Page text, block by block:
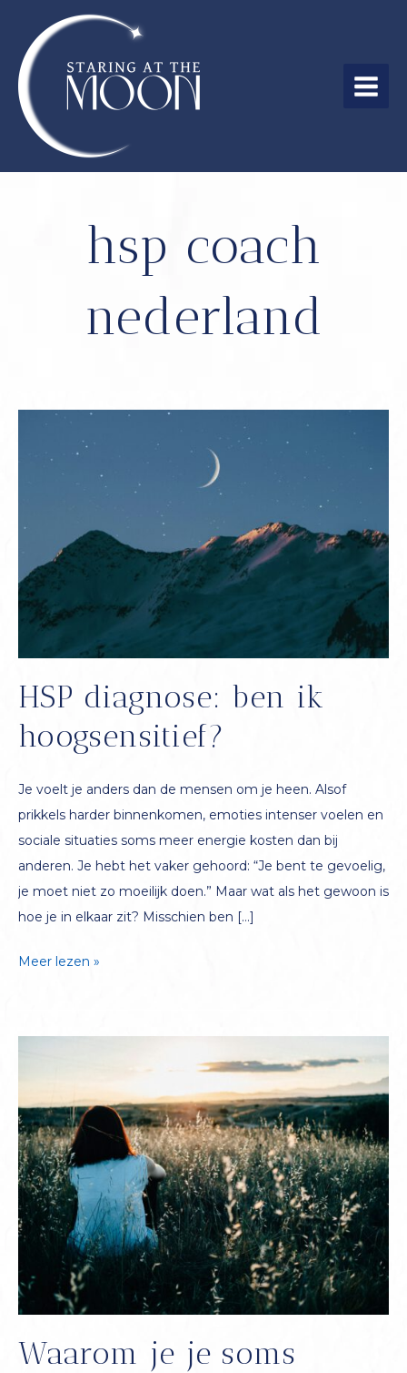
inhoud
MAIN
hsp coach
nederland
HSP diagnose: ben ik
hoogsensitief?
Je voelt je anders dan de mensen om je heen. Alsof
prikkels harder binnenkomen, emoties intenser voelen en
sociale situaties soms meer energie kosten dan bij
anderen. Je hebt het vaker gehoord: “Je bent te gevoelig,
je moet niet zo moeilijk doen.” Maar wat als het gewoon is
hoe je in elkaar zit? Misschien ben […]
HSP
ik
Meer lezen »
Waarom je je soms